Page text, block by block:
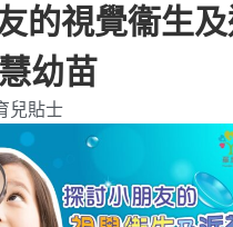
的視覺衞生
幼苗
兒貼士